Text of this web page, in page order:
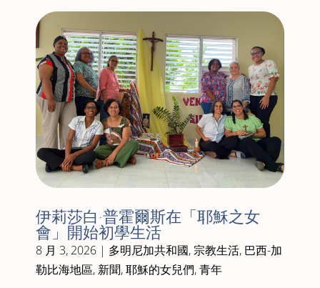
伊莉莎白·普霍爾斯在「耶穌之女
會」開始初學生活
8 月 3, 2026| 多明尼加共和國,宗教生活, 巴西-加
勒比海地區, 新聞,耶穌的女兒們,青年